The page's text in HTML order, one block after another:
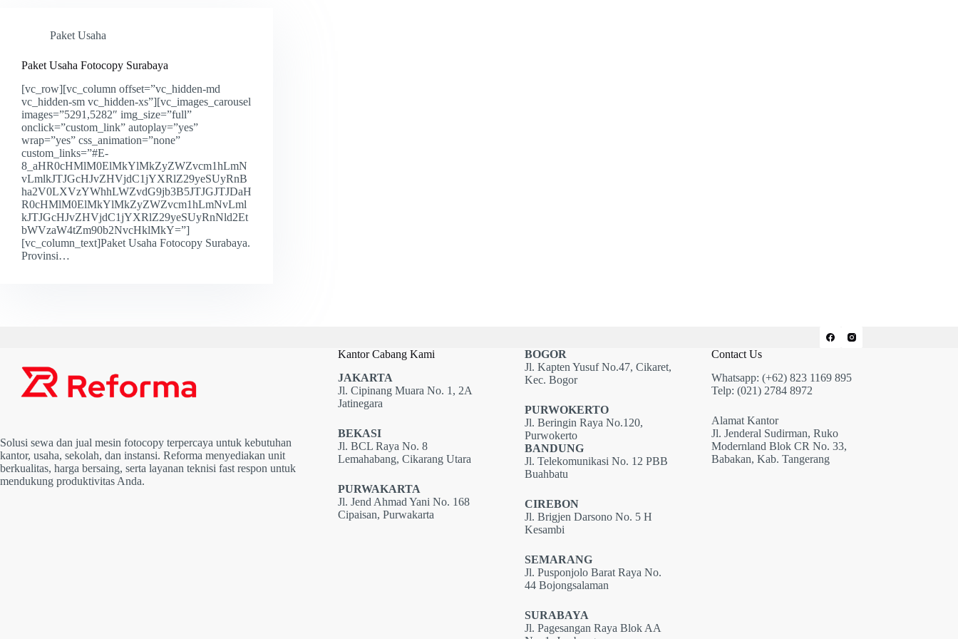
Paket Usaha
Paket Usaha Fotocopy Surabaya
[vc_row][vc_column offset=”vc_hidden-md
vc_hidden-sm vc_hidden-xs”][vc_images_carousel
images=”5291,5282″ img_size=”full”
onclick=”custom_link” autoplay=”yes”
wrap=”yes” css_animation=”none”
custom_links=”#E-
8_aHR0cHMlM0ElMkYlMkZyZWZvcm1hLmN
vLmlkJTJGcHJvZHVjdC1jYXRlZ29yeSUyRnB
ha2V0LXVzYWhhLWZvdG9jb3B5JTJGJTJDaH
R0cHMlM0ElMkYlMkZyZWZvcm1hLmNvLml
kJTJGcHJvZHVjdC1jYXRlZ29yeSUyRnNld2Et
bWVzaW4tZm90b2NvcHklMkY=”]
[vc_column_text]Paket Usaha Fotocopy Surabaya.
Provinsi…
Solusi sewa dan jual mesin fotocopy terpercaya untuk kebutuhan
kantor, usaha, sekolah, dan instansi. Reforma menyediakan unit
berkualitas, harga bersaing, serta layanan teknisi fast respon untuk
mendukung produktivitas Anda.
Kantor Cabang Kami
JAKARTA
Jl. Cipinang Muara No. 1, 2A
Jatinegara
BEKASI
Jl. BCL Raya No. 8
Lemahabang, Cikarang Utara
PURWAKARTA
Jl. Jend Ahmad Yani No. 168
Cipaisan, Purwakarta
BOGOR
Jl. Kapten Yusuf No.47, Cikaret,
Kec. Bogor
PURWOKERTO
Jl. Beringin Raya No.120,
Purwokerto
BANDUNG
Jl. Telekomunikasi No. 12 PBB
Buahbatu
CIREBON
Jl. Brigjen Darsono No. 5 H
Kesambi
SEMARANG
Jl. Pusponjolo Barat Raya No.
44 Bojongsalaman
SURABAYA
Jl. Pagesangan Raya Blok AA
Contact Us
Whatsapp: (+62) 823 1169 895
Telp: (021) 2784 8972
Alamat Kantor
Jl. Jenderal Sudirman, Ruko
Modernland Blok CR No. 33,
Babakan, Kab. Tangerang